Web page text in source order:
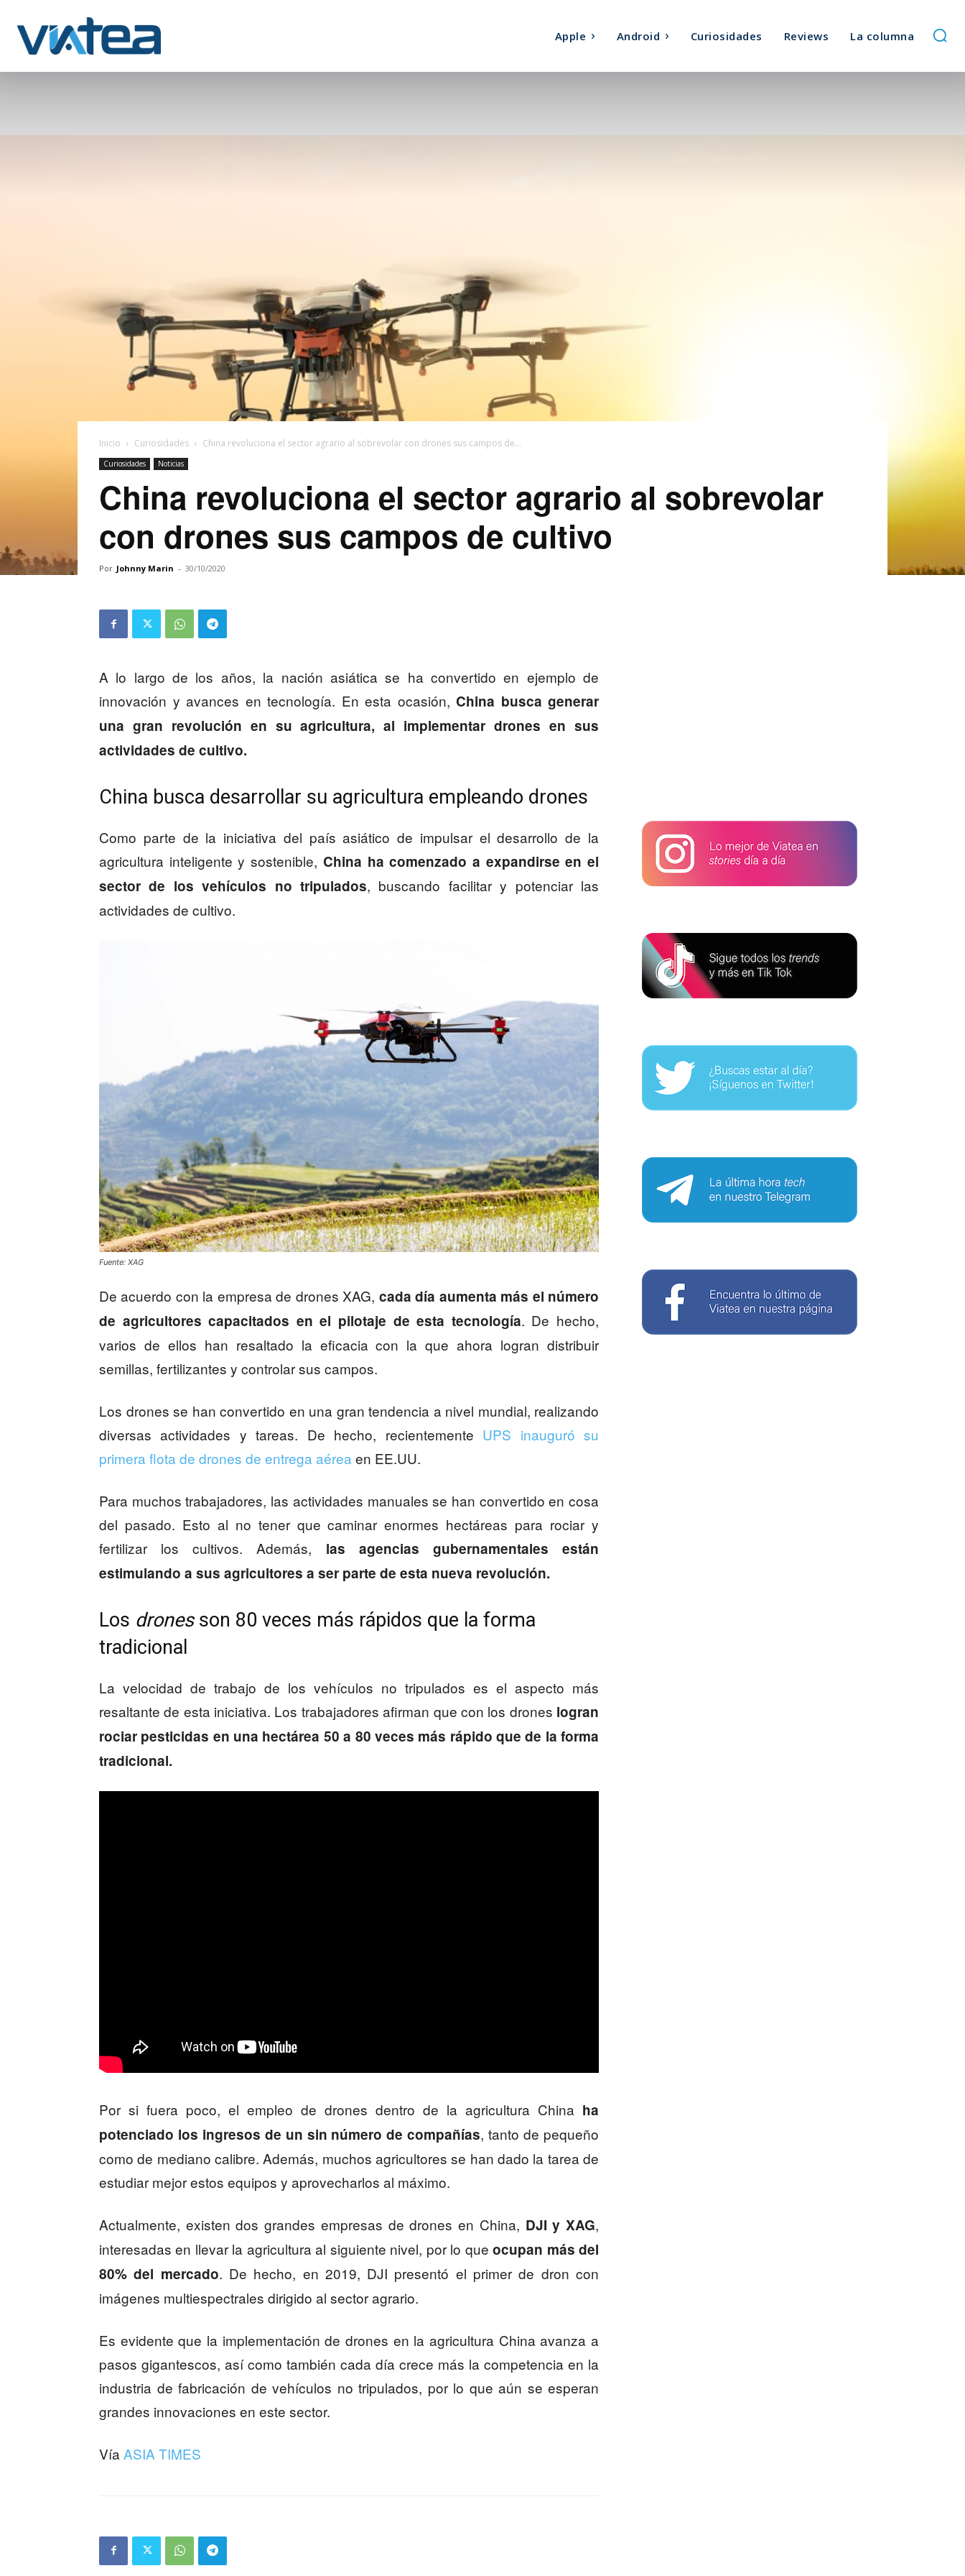
Apple Android Curiosidades Reviews La columna
Inicio Curiosidades China revoluciona el sector agrario al sobrevolar con drones sus campos de...
Curiosidades Noticias
China revoluciona el sector agrario al sobrevolar
con drones sus campos de cultivo
Por Johnny Marin - 30/10/2020
A lo largo de los años, la nación asiática se ha convertido en ejemplo de
innovación y avances en tecnología. En esta ocasión, China busca generar
una gran revolución en su agricultura, al implementar drones en sus
actividades de cultivo.
China busca desarrollar su agricultura empleando drones
Como parte de la iniciativa del país asiático de impulsar el desarrollo de la
agricultura inteligente y sostenible, China ha comenzado a expandirse en el
sector de los vehículos no tripulados, buscando facilitar y potenciar las
actividades de cultivo.
Fuente: XAG
De acuerdo con la empresa de drones XAG, cada día aumenta más el número
de agricultores capacitados en el pilotaje de esta tecnología. De hecho,
varios de ellos han resaltado la eficacia con la que ahora logran distribuir
semillas, fertilizantes y controlar sus campos.
Los drones se han convertido en una gran tendencia a nivel mundial, realizando
diversas actividades y tareas. De hecho, recientemente UPS inauguró su
primera flota de drones de entrega aérea en EE.UU.
Para muchos trabajadores, las actividades manuales se han convertido en cosa
del pasado. Esto al no tener que caminar enormes hectáreas para rociar y
fertilizar los cultivos. Además, las agencias gubernamentales están
estimulando a sus agricultores a ser parte de esta nueva revolución.
Los dronesson 80 veces más rápidos que la forma
tradicional
La velocidad de trabajo de los vehículos no tripulados es el aspecto más
resaltante de esta iniciativa. Los trabajadores afirman que con los drones logran
rociar pesticidas en una hectárea 50 a 80 veces más rápido que de la forma
tradicional.
Por si fuera poco, el empleo de drones dentro de la agricultura China ha
potenciado los ingresos de un sin número de compañías, tanto de pequeño
como de mediano calibre. Además, muchos agricultores se han dado la tarea de
estudiar mejor estos equipos y aprovecharlos al máximo.
Actualmente, existen dos grandes empresas de drones en China, DJI y XAG,
interesadas en llevar la agricultura al siguiente nivel, por lo queocupan más del
80% del mercado. De hecho, en 2019, DJI presentó el primer de dron con
imágenes multiespectrales dirigido al sector agrario.
Es evidente que la implementación de drones en la agricultura China avanza a
pasos gigantescos, así como también cada día crece más la competencia en la
industria de fabricación de vehículos no tripulados, por lo que aún se esperan
grandes innovaciones en este sector.
Vía ASIA TIMES